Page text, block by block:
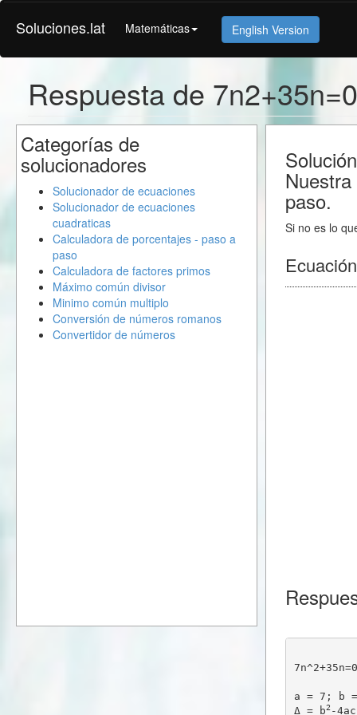
Soluciones.lat Matemáticas English Version
Respuesta de 7n2+35n=0
paso.
Si no es lo
7n^2+35n=0
a = 7; b
Δ = b2-4ac
Categorías de
solucionadores
Solucionador de ecuaciones
Solucionador de ecuaciones
cuadraticas
Calculadora de porcentajes - paso a
paso
Calculadora de factores primos
Máximo común divisor
Minimo común multiplo
Conversión de números romanos
Convertidor de números